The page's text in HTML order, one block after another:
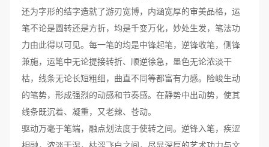
还为字形的结字造就了游刃宽博，内涵宽厚的审美品格，运
笔不论是圆转还是方折，均是千变万化，妙处生发，笔法功
力由此得以可见。每一笔的均是中锋起笔，逆锋收笔，侧锋
兼施，运笔中无论提接转折、顺逆徐急，墨色无论浓淡干
枯，线条无论长短粗细，曲直不同等都富有力感。险峻生动
的笔势，形成强烈的动感和节奏感。在静势中出动势，使其
线条既沉着、凝重，又老辣、苍动。
驱动万毫于笔端，融点划法度于使转之间。逆锋入笔，疾涩
相融，浓淡干湿，枯涩飞白之间，尽显深厚的艺术功力与文